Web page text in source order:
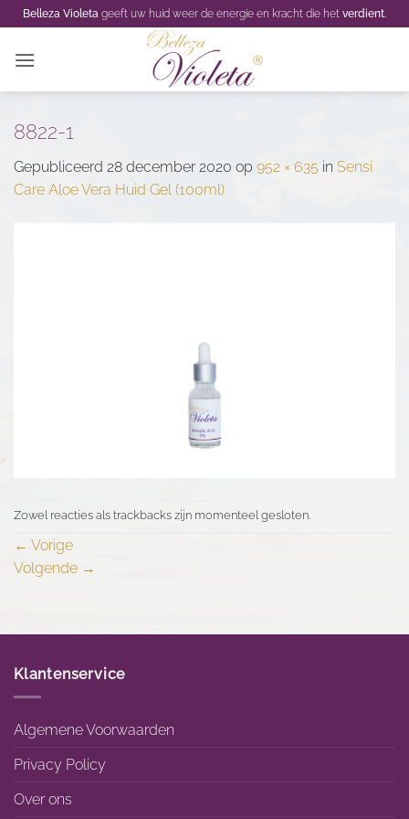
naar
inhoud
Belleza Violeta geeft uw huid weer de energie en kracht die het verdient.
8822-1
Gepubliceerd 28 december 2020 op 952 × 635 in Sensi
Care Aloe Vera Huid Gel (100ml)
Zowel reacties als trackbacks zijn momenteel gesloten.
← Vorige
Volgende →
Klantenservice
Algemene Voorwaarden
Privacy Policy
Over ons